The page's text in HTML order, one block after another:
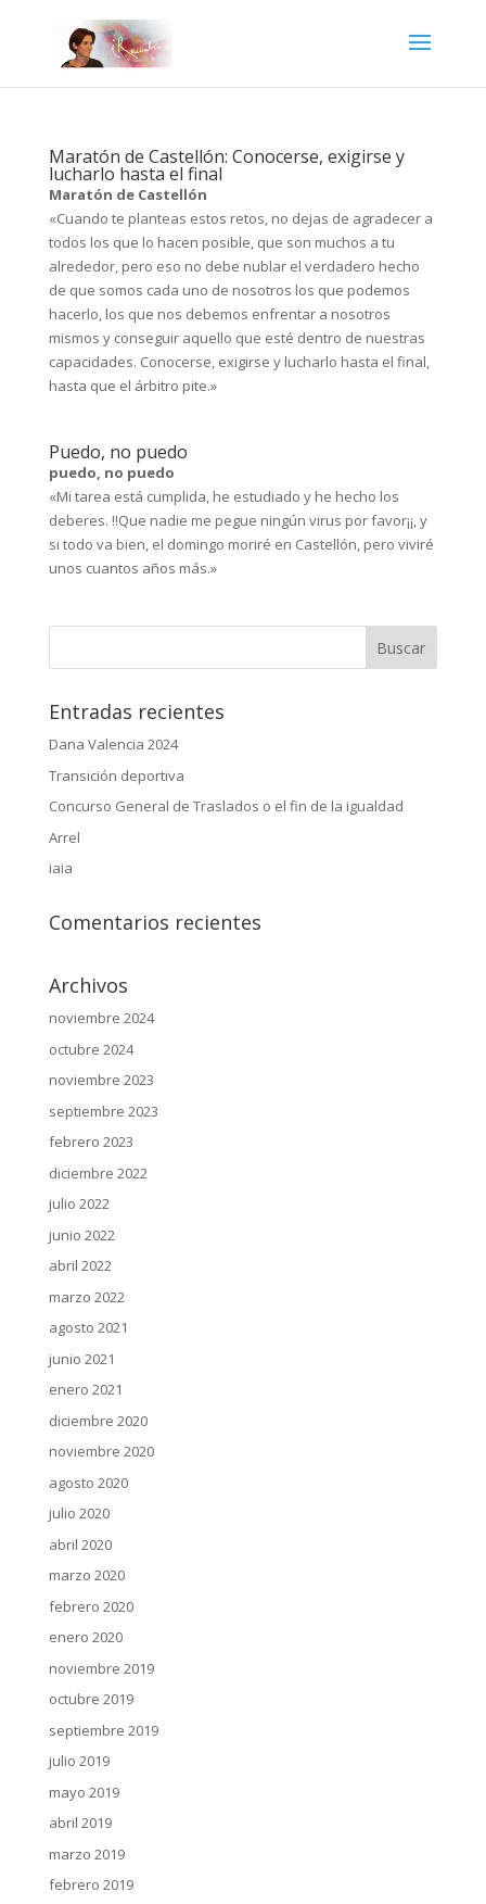
Maratón de Castellón: Conocerse, exigirse y
lucharlo hasta el final
Maratón de Castellón
«Cuando te planteas estos retos, no dejas de agradecer a
todos los que lo hacen posible, que son muchos a tu
alrededor, pero eso no debe nublar el verdadero hecho
de que somos cada uno de nosotros los que podemos
hacerlo, los que nos debemos enfrentar a nosotros
mismos y conseguir aquello que esté dentro de nuestras
capacidades. Conocerse, exigirse y lucharlo hasta el final,
hasta que el árbitro pite.»
Puedo, no puedo
puedo, no puedo
«Mi tarea está cumplida, he estudiado y he hecho los
deberes. !!Que nadie me pegue ningún virus por favor¡¡, y
si todo va bien, el domingo moriré en Castellón, pero viviré
unos cuantos años más.»
Entradas recientes
Dana Valencia 2024
Transición deportiva
Concurso General de Traslados o el fin de la igualdad
Arrel
iaia
Comentarios recientes
Archivos
noviembre 2024
octubre 2024
noviembre 2023
septiembre 2023
febrero 2023
diciembre 2022
julio 2022
junio 2022
abril 2022
marzo 2022
agosto 2021
junio 2021
enero 2021
diciembre 2020
noviembre 2020
agosto 2020
julio 2020
abril 2020
marzo 2020
febrero 2020
enero 2020
noviembre 2019
octubre 2019
septiembre 2019
julio 2019
mayo 2019
abril 2019
marzo 2019
febrero 2019